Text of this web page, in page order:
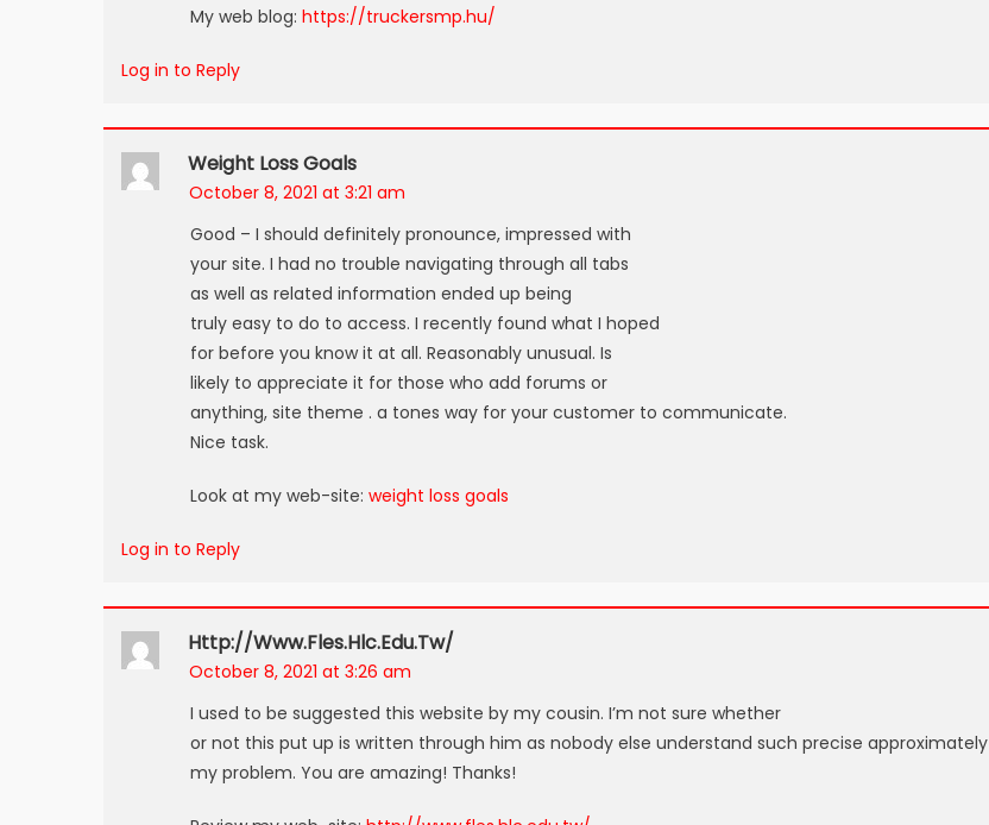
My web blog: https://truckersmp.hu/
Log in to Reply
Weight Loss Goals
October 8, 2021 at 3:21 am
Good – I should definitely pronounce, impressed with
your site. I had no trouble navigating through all tabs
as well as related information ended up being
truly easy to do to access. I recently found what I hoped
for before you know it at all. Reasonably unusual. Is
likely to appreciate it for those who add forums or
anything, site theme . a tones way for your customer to communicate.
Nice task.
Look at my web-site: weight loss goals
Log in to Reply
Http://www.fles.hlc.edu.tw/
October 8, 2021 at 3:26 am
I used to be suggested this website by my cousin. I’m not sure whether
or not this put up is written through him as nobody else understand such precise approximately
my problem. You are amazing! Thanks!